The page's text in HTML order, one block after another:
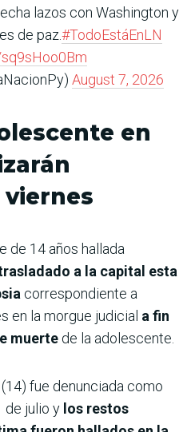
lazos con Washington y
de paz.#TodoEstáEnLN
August 7, 2026
en
de 14 años hallada
a la capital esta
correspondiente a
en la morgue judicial a fin
muerte de la adolescente.
(14) fue denunciada como
de julio y los restos